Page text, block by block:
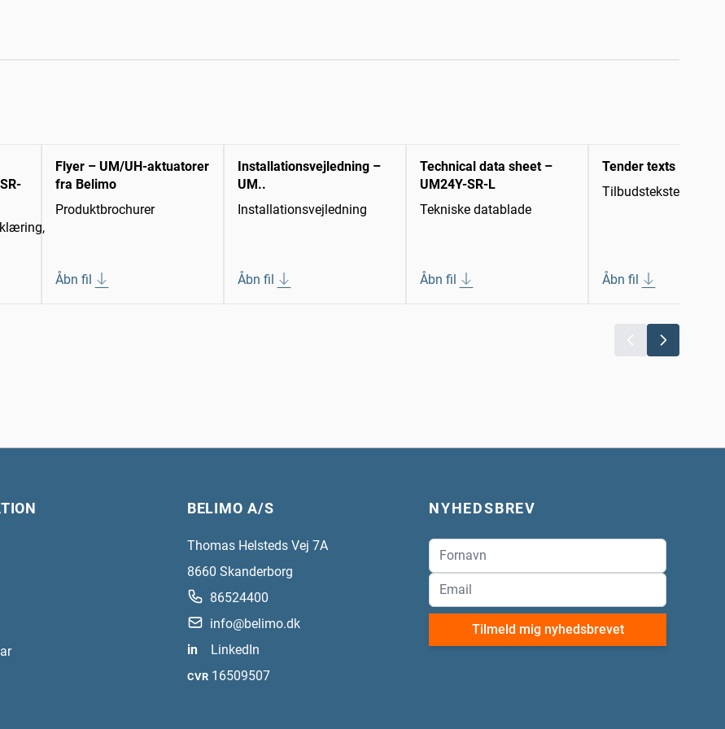
Flyer – UM/UH-aktuatorer
fra Belimo
Produktbrochurer
Åbn fil
Installationsvejledning –
UM..
Installationsvejledning
Åbn fil
Technical data sheet –
UM24Y-SR-L
Tekniske datablade
Åbn fil
Tender texts
Tilbudstekster
Åbn fil
BELIMO A/S
Thomas Helsteds Vej 7A
8660 Skanderborg
86524400
info@belimo.dk
in
LinkedIn
CVR 16509507
NYHEDSBREV
Tilmeld mig nyhedsbrevet